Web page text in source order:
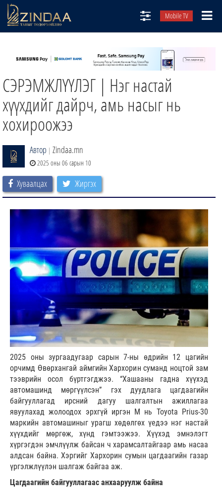
Mobile TV
ТВ8
ӨГЛӨӨНИЙ СОНИН
АУДИО ЗОХИОЛ
ЗИНДАА СЭТГҮҮЛ
СЭРЭМЖЛҮҮЛЭГ | Нэг настай
хүүхдийг дайрч, амь насыг нь
хохироожээ
Автор | Zindaa.mn
2025 оны 06 сарын 10
Хуваалцах Жиргэх
2025 оны зургаадугаар сарын 7-ны өдрийн 12 цагийн
орчимд Өвөрхангай аймгийн Хархорин суманд ноцтой зам
тээврийн осол бүртгэгджээ. “Хашааны гадна хүүхэд
автомашинд мөргүүлсэн” гэх дуудлага цагдаагийн
байгууллагад ирсний дагуу шалгалтын ажиллагаа
явуулахад жолоодох эрхгүй иргэн М нь Toyota Prius-30
маркийн автомашиныг урагш хөдөлгөх үедээ нэг настай
хүүхдийг мөргөж, хүнд гэмтээжээ. Хүүхэд эмнэлэгт
хүргэгдэн эмчлүүлж байсан ч харамсалтайгаар амь насаа
алдсан байна. Хэргийг Хархорин сумын цагдаагийн газар
үргэлжлүүлэн шалгаж байгаа аж.
Цагдаагийн байгууллагаас анхааруулж байна